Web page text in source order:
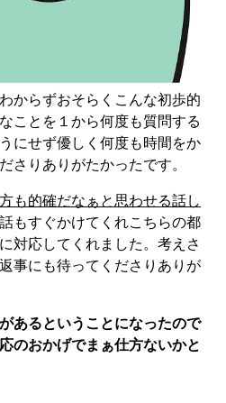
からずおそらくこんな初歩的
ことを１から何度も質問する
にせず優しく何度も時間をか
さりありがたかったです。
も的確だなぁと思わせる話し
もすぐかけてくれこちらの都
対応してくれました。考えさ
事にも待ってくださりありが
あるということになったので
のおかげでまぁ仕方ないかと